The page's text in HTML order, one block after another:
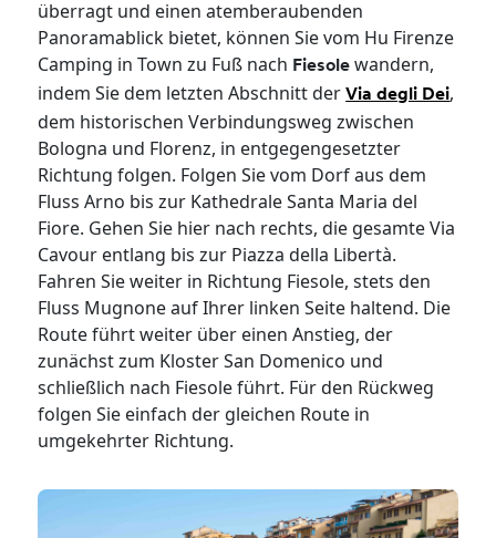
überragt und einen atemberaubenden
Panoramablick bietet, können Sie vom Hu Firenze
Camping in Town zu Fuß nach Fiesole wandern,
indem Sie dem letzten Abschnitt derVia degli Dei,
dem historischen Verbindungsweg zwischen
Bologna und Florenz, in entgegengesetzter
Richtung folgen. Folgen Sie vom Dorf aus dem
Fluss Arno bis zur Kathedrale Santa Maria del
Fiore. Gehen Sie hier nach rechts, die gesamte Via
Cavour entlang bis zur Piazza della Libertà.
Fahren Sie weiter in Richtung Fiesole, stets den
Fluss Mugnone auf Ihrer linken Seite haltend. Die
Route führt weiter über einen Anstieg, der
zunächst zum Kloster San Domenico und
schließlich nach Fiesole führt. Für den Rückweg
folgen Sie einfach der gleichen Route in
umgekehrter Richtung.